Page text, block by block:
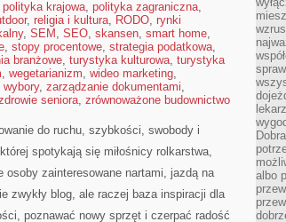
polityka krajowa, polityka zagraniczna,
, religia i kultura, RODO, rynki
, SEM , SEO, skansen, smart home,
, stopy procentowe, strategia podatkowa,
branżowe, turystyka kulturowa, turystyka
, wegetarianizm, wideo marketing,
wybory, zarządzanie dokumentami,
seniora, zrównoważone budownictwo
do ruchu, szybkości, swobody i
spotykają się miłośnicy rolkarstwa,
osoby zainteresowane nartami, jazdą na
zwykły blog, ale raczej baza inspiracji dla
poznawać nowy sprzęt i czerpać radość
albo